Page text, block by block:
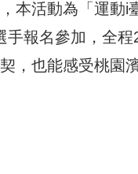
本活動為「運動i
手報名參加，全
，也能感受桃園